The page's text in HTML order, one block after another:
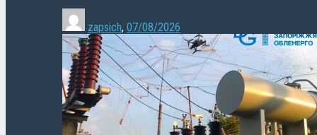
zapsich, 07/08/2026